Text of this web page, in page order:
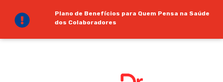
Plano de Benefícios para Quem Pensa na Saúde
dos Colaboradores